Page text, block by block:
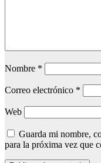
Nombre *
Correo electrónico *
Web
Guarda mi nombre,
para la próxima vez que